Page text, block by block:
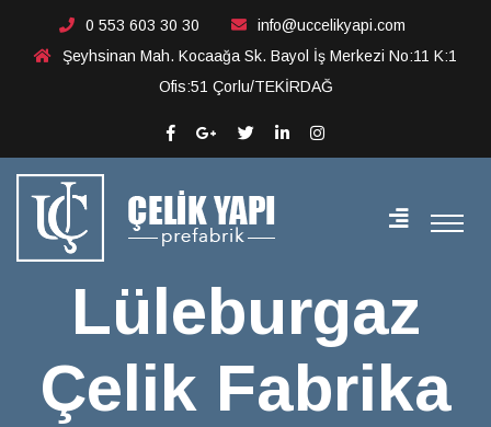
Lüleburgaz Çelik
Fabrika Proje Çizimi
0 553 603 30 30
info@uccelikyapi.com
Şeyhsinan Mah. Kocaağa Sk. Bayol İş Merkezi No:11 K:1
Ofis:51 Çorlu/TEKİRDAĞ
Lüleburgaz
Çelik Fabrika